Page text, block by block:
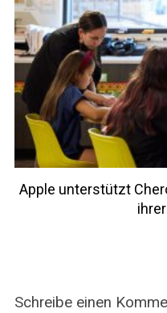
Apple unterstützt
Schreibe einen